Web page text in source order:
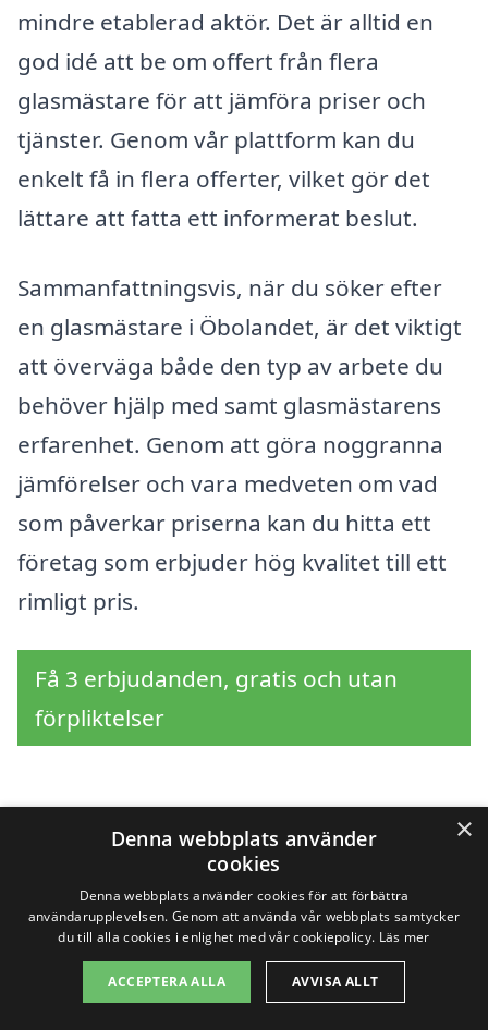
mindre etablerad aktör. Det är alltid en
god idé att be om offert från flera
glasmästare för att jämföra priser och
tjänster. Genom vår plattform kan du
enkelt få in flera offerter, vilket gör det
lättare att fatta ett informerat beslut.
Sammanfattningsvis, när du söker efter
en glasmästare i Öbolandet, är det viktigt
att överväga både den typ av arbete du
behöver hjälp med samt glasmästarens
erfarenhet. Genom att göra noggranna
jämförelser och vara medveten om vad
som påverkar priserna kan du hitta ett
företag som erbjuder hög kvalitet till ett
rimligt pris.
Få 3 erbjudanden, gratis och utan
förpliktelser
Sök efter en
professionell för
glasmästare i andra
städer nära Öbolandet
×
Denna webbplats använder
cookies
Denna webbplats använder cookies för att förbättra
användarupplevelsen. Genom att använda vår webbplats samtycker
du till alla cookies i enlighet med vår cookiepolicy. Läs mer
ACCEPTERA ALLA AVVISA ALLT